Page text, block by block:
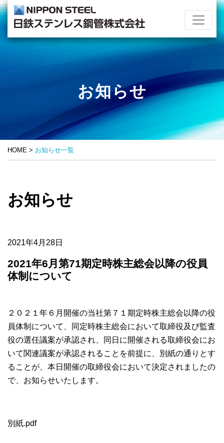
NIPPON
日鉄ステンレス鋼管
お知らせ
HOME > お知らせ一覧
お知らせ
2021年4月28日
2021年6月第71期定時株主総会以降の役員
体制について
２０２１年６月開催の当社第７１期定時株主総会以降の役
員体制について、同定時株主総会において取締役及び監査
役の選任議案が承認され、同日に開催される取締役会にお
いて関連議案が承認されることを前提に、別紙の通りとす
ることが、本日開催の取締役会において決定されましたの
で、お知らせいたします。
別紙.pdf